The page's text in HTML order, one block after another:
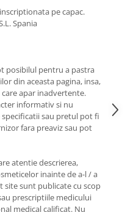
pe capac.
Spania
posibilul pentru a pastra
din aceasta pagina, insa,
apar inadvertente.
informativ si nu
sau pretul pot fi
fara preaviz sau pot
atentie descrierea,
inainte de a-l / a
site sunt publicate cu scop
prescriptiile medicului
medical calificat. Nu